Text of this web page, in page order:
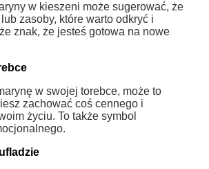
w kieszeni może sugerować, że
zasoby, które warto odkryć i
znak, że jesteś gotowa na nowe
w swojej torebce, może to
zachować coś cennego i
życiu. To także symbol